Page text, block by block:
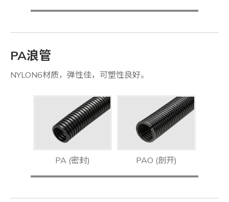
PA浪管
NYLON6材质，弹性佳，可塑性良好。
PA (密封) PAO (剖开)